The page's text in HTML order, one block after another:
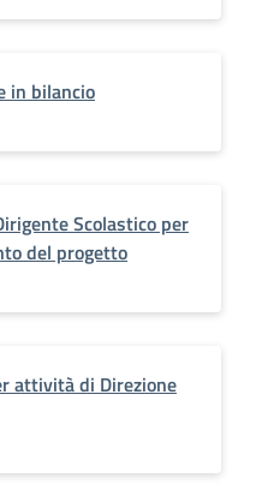
in bilancio
Scolastico per
del progetto
attività di Direzione